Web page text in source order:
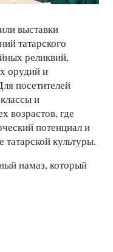
выставки
татарского
реликвий,
орудий и
посетителей
и
возрастов, где
потенциал и
татарской культуры.
намаз, который